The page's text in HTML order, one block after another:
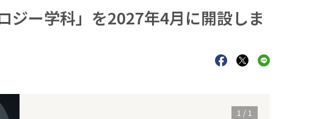
ン
オートレース
ジー学科」を2027年4月に開設しま
1 / 1